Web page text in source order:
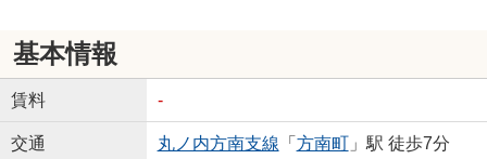
基本情報
賃料 -
交通 丸ノ内方南支線 「 方南町」駅 徒歩7分